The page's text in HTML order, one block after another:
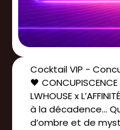
Cocktail VIP -
🖤
LWHOUSE x
à la décadence…
d’ombre et de